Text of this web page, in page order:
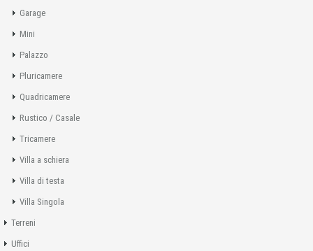
Garage
Mini
Palazzo
Pluricamere
Quadricamere
Rustico / Casale
Tricamere
Villa a schiera
Villa di testa
Villa Singola
Terreni
Uffici